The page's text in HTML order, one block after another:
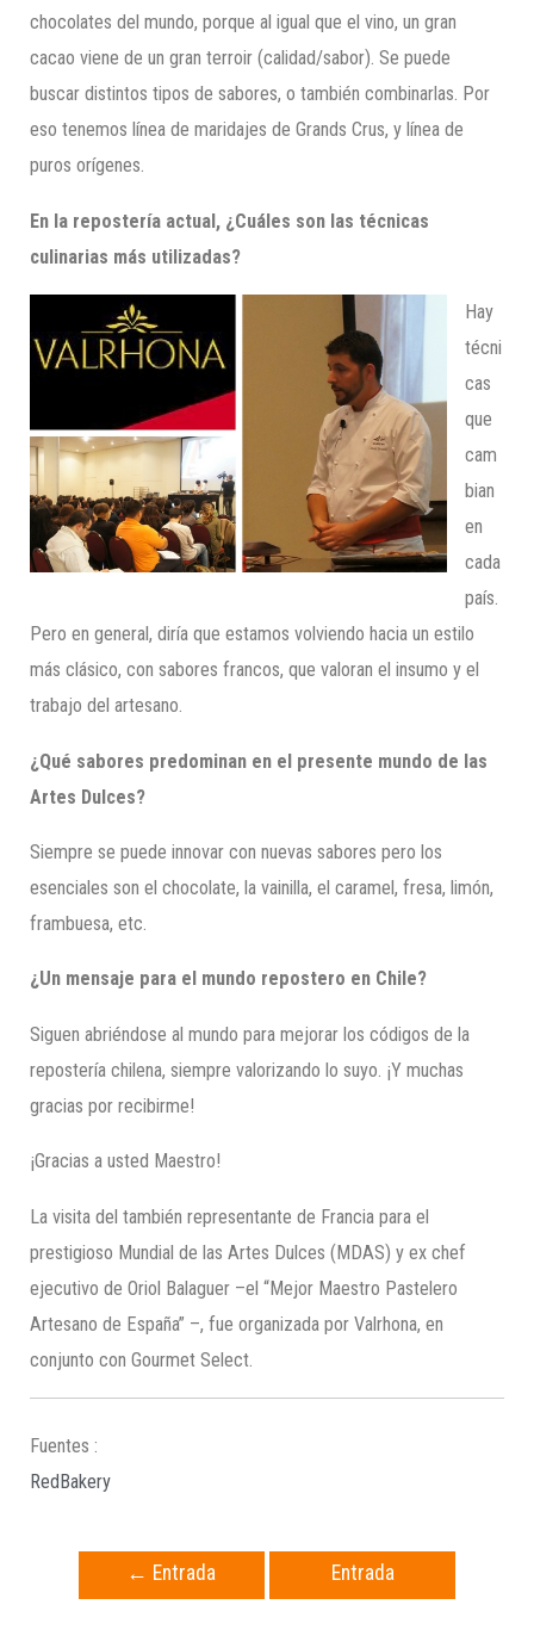
chocolates del mundo, porque al igual que el vino, un gran
cacao viene de un gran terroir (calidad/sabor). Se puede
buscar distintos tipos de sabores, o también combinarlas. Por
eso tenemos línea de maridajes de Grands Crus, y línea de
puros orígenes.
En la repostería actual, ¿Cuáles son las técnicas
culinarias más utilizadas?
Hay
técni
cas
que
cam
bian
en
cada
país.
Pero en general, diría que estamos volviendo hacia un estilo
más clásico, con sabores francos, que valoran el insumo y el
trabajo del artesano.
¿Qué sabores predominan en el presente mundo de las
Artes Dulces?
Siempre se puede innovar con nuevas sabores pero los
esenciales son el chocolate, la vainilla, el caramel, fresa, limón,
frambuesa, etc.
¿Un mensaje para el mundo repostero en Chile?
Siguen abriéndose al mundo para mejorar los códigos de la
repostería chilena, siempre valorizando lo suyo. ¡Y muchas
gracias por recibirme!
¡Gracias a usted Maestro!
La visita del también representante de Francia para el
prestigioso Mundial de las Artes Dulces (MDAS) y ex chef
ejecutivo de Oriol Balaguer –el “Mejor Maestro Pastelero
Artesano de España” –, fue organizada por Valrhona, en
conjunto con Gourmet Select.
Fuentes :
RedBakery
← Entrada
Entrada